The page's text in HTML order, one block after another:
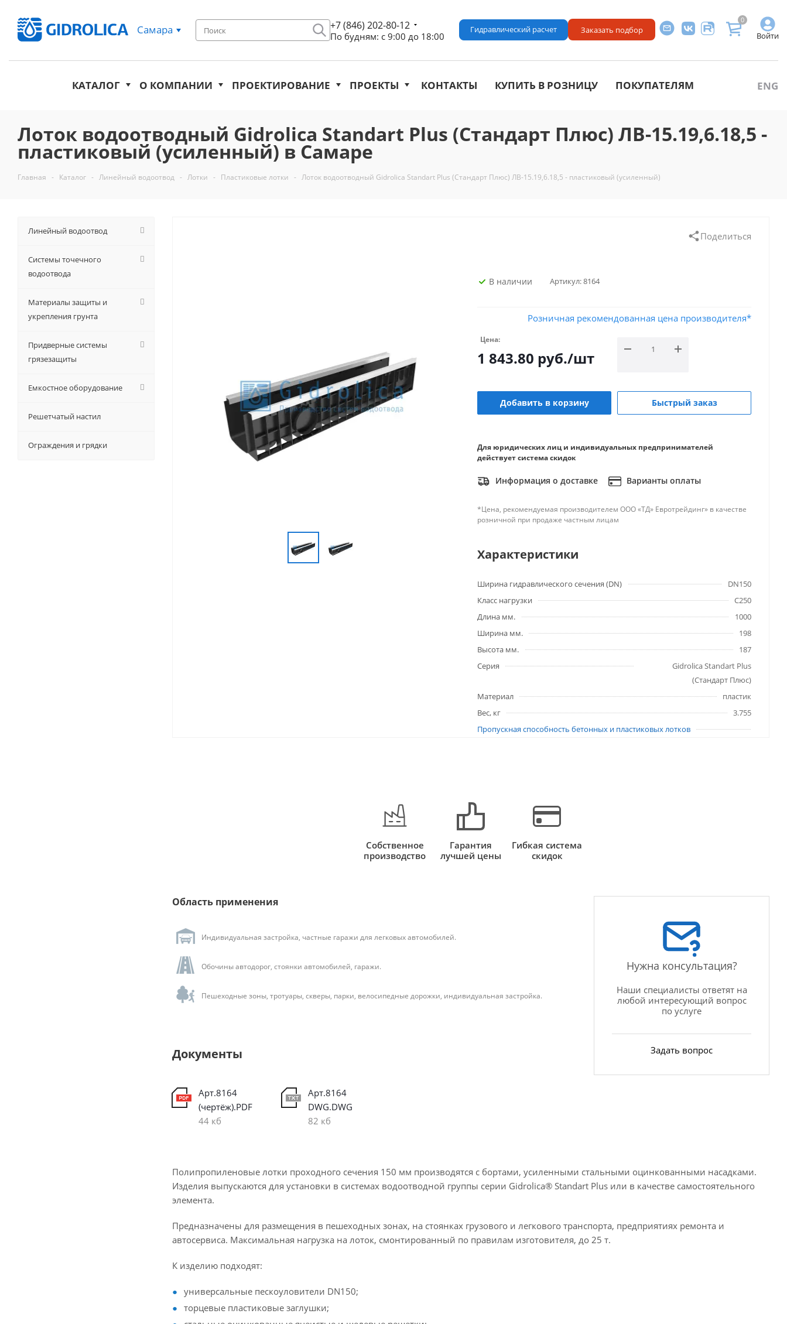
Самара +7 (846) 202-80-12
По будням: с 9:00 до 18:00 Войти
0
Гидравлический расчет Заказать подбор
КАТАЛОГ О КОМПАНИИ ПРОЕКТИРОВАНИЕ ПРОЕКТЫ КОНТАКТЫ КУПИТЬ В РОЗНИЦУ ПОКУПАТЕЛЯМ ENG
Лоток водоотводный Gidrolica Standart Plus (Стандарт Плюс) ЛВ-15.19,6.18,5 -
пластиковый (усиленный) в Самаре
Главная - Каталог - Линейный водоотвод - Лотки - Пластиковые лотки - Лоток водоотводный Gidrolica Standart Plus (Стандарт Плюс) ЛВ-15.19,6.18,5 - пластиковый (усиленный)
Поделиться
В наличии Артикул:8164
Розничная рекомендованная цена производителя*
Цена:
1 843.80 руб./шт
Добавить в корзину Быстрый заказ
Для юридических лиц и индивидуальных предпринимателей
действует система скидок
Информация о доставке Варианты оплаты
*Цена, рекомендуемая производителем ООО «ТД» Евротрейдинг» в качестве
розничной при продаже частным лицам
Характеристики
Ширина гидравлического сечения (DN)
DN150
Класс нагрузки
C250
Длина мм.
1000
Ширина мм.
198
Высота мм.
187
Серия
Gidrolica Standart Plus
(Стандарт Плюс)
Материал
пластик
Вес, кг
3.755
Пропускная способность бетонных и пластиковых лотков
Собственное
производство
Гарантия
лучшей цены
Гибкая система
скидок
Область применения
Индивидуальная застройка, частные гаражи для легковых автомобилей.
Обочины автодорог, стоянки автомобилей, гаражи.
Пешеходные зоны, тротуары, скверы, парки, велосипедные дорожки, индивидуальная застройка.
Документы
Арт.8164
(чертёж).PDF
44 кб
Арт.8164
DWG.DWG
82 кб
Нужна консультация?
Наши специалисты ответят на
любой интересующий вопрос
по услуге
Задать вопрос
Полипропиленовые лотки проходного сечения 150 мм производятся с бортами, усиленными стальными оцинкованными насадками.
Изделия выпускаются для установки в системах водоотводной группы серии Gidrolica® Standart Plus или в качестве самостоятельного
элемента.
Предназначены для размещения в пешеходных зонах, на стоянках грузового и легкового транспорта, предприятиях ремонта и
автосервиса. Максимальная нагрузка на лоток, смонтированный по правилам изготовителя, до 25 т.
К изделию подходят:
универсальные пескоуловители DN150;
торцевые пластиковые заглушки;
Линейный водоотвод
Системы точечного
водоотвода
Материалы защиты и
укрепления грунта
Придверные системы
грязезащиты
Емкостное оборудование
Решетчатый настил
Ограждения и грядки